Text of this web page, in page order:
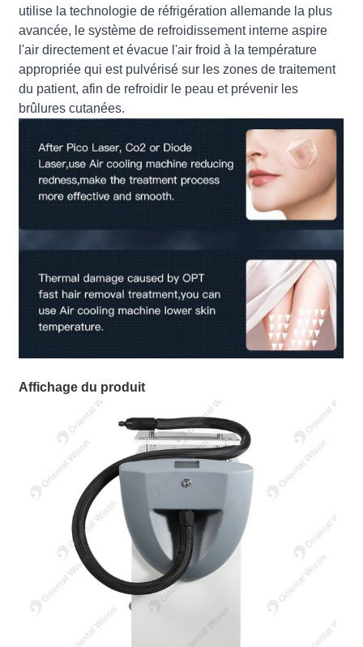
utilise la technologie de réfrigération allemande la plus
avancée, le système de refroidissement interne aspire
l'air directement et évacue l'air froid à la température
appropriée qui est pulvérisé sur les zones de traitement
du patient, afin de refroidir le peau et prévenir les
brûlures cutanées.
Affichage du produit